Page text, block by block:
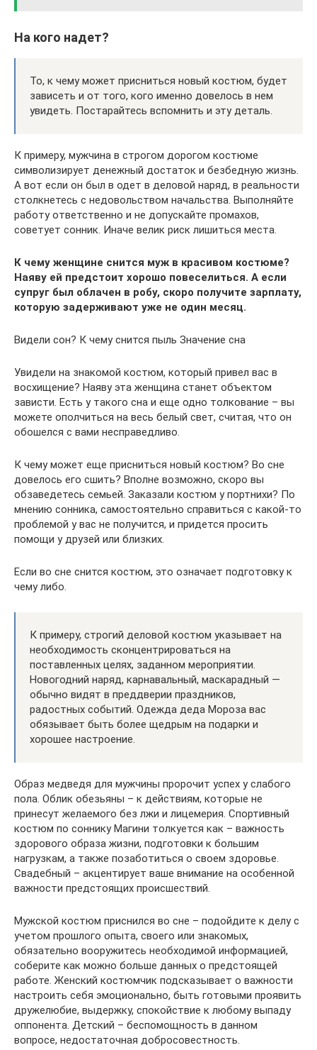
На кого надет?
То, к чему может присниться новый костюм, будет
зависеть и от того, кого именно довелось в нем
увидеть. Постарайтесь вспомнить и эту деталь.
К примеру, мужчина в строгом дорогом костюме
символизирует денежный достаток и безбедную жизнь.
А вот если он был в одет в деловой наряд, в реальности
столкнетесь с недовольством начальства. Выполняйте
работу ответственно и не допускайте промахов,
советует сонник. Иначе велик риск лишиться места.
К чему женщине снится муж в красивом костюме?
Наяву ей предстоит хорошо повеселиться. А если
супруг был облачен в робу, скоро получите зарплату,
которую задерживают уже не один месяц.
Видели сон? К чему снится пыль Значение сна
Увидели на знакомой костюм, который привел вас в
восхищение? Наяву эта женщина станет объектом
зависти. Есть у такого сна и еще одно толкование – вы
можете ополчиться на весь белый свет, считая, что он
обошелся с вами несправедливо.
К чему может еще присниться новый костюм? Во сне
довелось его сшить? Вполне возможно, скоро вы
обзаведетесь семьей. Заказали костюм у портнихи? По
мнению сонника, самостоятельно справиться с какой-то
проблемой у вас не получится, и придется просить
помощи у друзей или близких.
Если во сне снится костюм, это означает подготовку к
чему либо.
К примеру, строгий деловой костюм указывает на
необходимость сконцентрироваться на
поставленных целях, заданном мероприятии.
Новогодний наряд, карнавальный, маскарадный —
обычно видят в преддверии праздников,
радостных событий. Одежда деда Мороза вас
обязывает быть более щедрым на подарки и
хорошее настроение.
Образ медведя для мужчины пророчит успех у слабого
пола. Облик обезьяны – к действиям, которые не
принесут желаемого без лжи и лицемерия. Спортивный
костюм по соннику Магини толкуется как – важность
здорового образа жизни, подготовки к большим
нагрузкам, а также позаботиться о своем здоровье.
Свадебный – акцентирует ваше внимание на особенной
важности предстоящих происшествий.
Мужской костюм приснился во сне – подойдите к делу с
учетом прошлого опыта, своего или знакомых,
обязательно вооружитесь необходимой информацией,
соберите как можно больше данных о предстоящей
работе. Женский костюмчик подсказывает о важности
настроить себя эмоционально, быть готовыми проявить
дружелюбие, выдержку, спокойствие к любому выпаду
оппонента. Детский – беспомощность в данном
вопросе, недостаточная добросовестность.